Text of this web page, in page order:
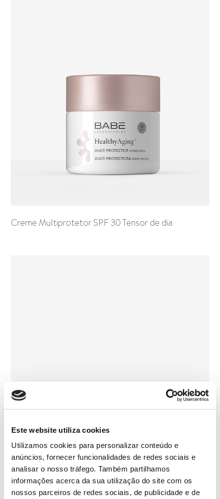
Este website utiliza cookies
Utilizamos cookies para personalizar conteúdo e
anúncios, fornecer funcionalidades de redes sociais e
analisar o nosso tráfego. Também partilhamos
informações acerca da sua utilização do site com os
nossos parceiros de redes sociais, de publicidade e de
Creme Multiprotetor SPF 30 Tensor de dia